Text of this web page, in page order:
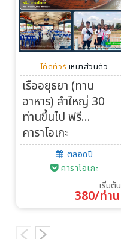
โค้ดทัวร์ เหมาส่วนตัว
เรืออยุธยา (ทาน
อาหาร) ลำใหญ่ 30
ท่านขึ้นไป ฟรี…
คาราโอเกะ
ตลอดปี
คาราโอเกะ
เริ่มต้น
380/ท่าน